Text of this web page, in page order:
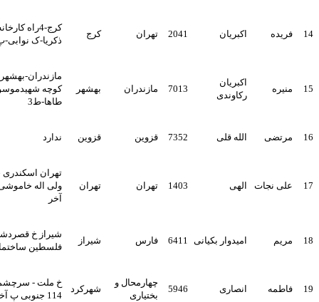
اکبریان 2041 تهران کرج
کرج-4راه کارخانه قند-بلوار
ذکریا-ک نوابی-پ51
رکاوندی
7013 مازندران بهشهر
مازندران-بهشهر-پیشوا-
کوچه شهیدموسوی-مجتمع
الله قلی 7352 قزوین قزوین ندارد
الهی 1403 تهران تهران
تهران اسکندری جنوبی کوچه
ولی اله خاموشی پ 40 زنگ
امیدوار بکیانی 6411 فارس شیراز
شیراز خ قصردشت سه راه
فلسطین ساختمان ملیکا ط2
انصاری 5946
بختیاری
شهرکرد
خ ملت - سرچشمه ها کوچه
114 جنوبی پ آخر